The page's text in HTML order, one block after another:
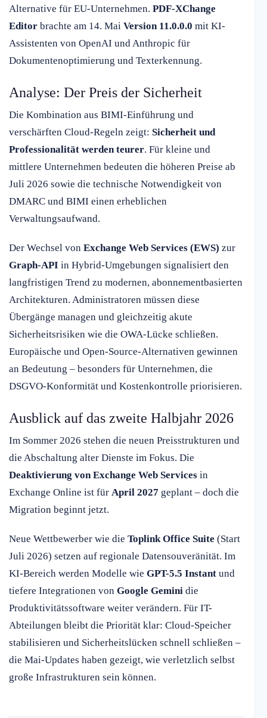
Alternative für EU-Unternehmen. PDF-XChange
Editor brachte am 14. Mai Version 11.0.0.0 mit KI-
Assistenten von OpenAI und Anthropic für
Dokumentenoptimierung und Texterkennung.
Analyse: Der Preis der Sicherheit
Die Kombination aus BIMI-Einführung und
verschärften Cloud-Regeln zeigt: Sicherheit und
Professionalität werden teurer. Für kleine und
mittlere Unternehmen bedeuten die höheren Preise ab
Juli 2026 sowie die technische Notwendigkeit von
DMARC und BIMI einen erheblichen
Verwaltungsaufwand.
Der Wechsel von Exchange Web Services (EWS) zur
Graph-API in Hybrid-Umgebungen signalisiert den
langfristigen Trend zu modernen, abonnementbasierten
Architekturen. Administratoren müssen diese
Übergänge managen und gleichzeitig akute
Sicherheitsrisiken wie die OWA-Lücke schließen.
Europäische und Open-Source-Alternativen gewinnen
an Bedeutung – besonders für Unternehmen, die
DSGVO-Konformität und Kostenkontrolle priorisieren.
Ausblick auf das zweite Halbjahr 2026
Im Sommer 2026 stehen die neuen Preisstrukturen und
die Abschaltung alter Dienste im Fokus. Die
Deaktivierung von Exchange Web Services in
Exchange Online ist für April 2027 geplant – doch die
Migration beginnt jetzt.
Neue Wettbewerber wie die Toplink Office Suite (Start
Juli 2026) setzen auf regionale Datensouveränität. Im
KI-Bereich werden Modelle wie GPT-5.5 Instant und
tiefere Integrationen von Google Gemini die
Produktivitätssoftware weiter verändern. Für IT-
Abteilungen bleibt die Priorität klar: Cloud-Speicher
stabilisieren und Sicherheitslücken schnell schließen –
die Mai-Updates haben gezeigt, wie verletzlich selbst
große Infrastrukturen sein können.